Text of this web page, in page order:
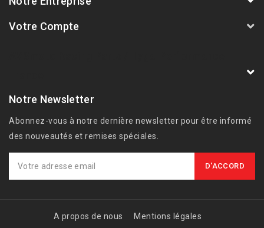
Votre Compte
Notre Newsletter
Abonnez-vous à notre dernière newsletter pour être informé
des nouveautés et remises spéciales.
A propos de nous
Mentions légales